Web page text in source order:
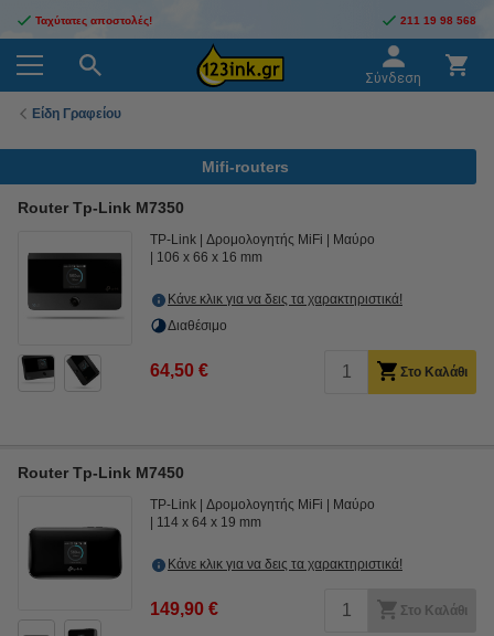
Ταχύτατες αποστολές! 211 19 98 568
Σύνδεση
Είδη Γραφείου
Mifi-routers
Router Tp-Link M7350
TP-Link Δρομολογητής MiFi
Μαύρο
106 x 66 x 16 mm
Κάνε κλικ για να δεις τα χαρακτηριστικά!
Διαθέσιμο
64,50 € Στο Καλάθι
Router Tp-Link M7450
TP-Link Δρομολογητής MiFi
Μαύρο
114 x 64 x 19 mm
Κάνε κλικ για να δεις τα χαρακτηριστικά!
149,90 € Στο Καλάθι